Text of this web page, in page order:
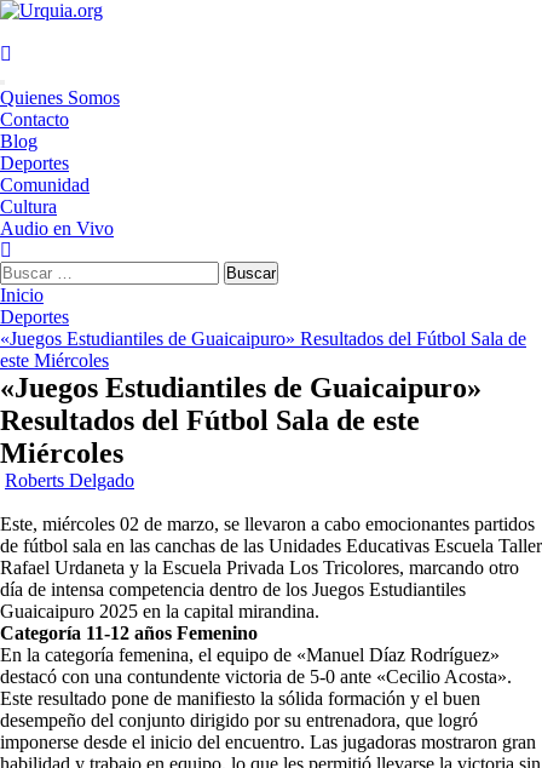
Saltar
contenido
Menú
principal
Quienes Somos
Contacto
Blog
Deportes
Comunidad
Cultura
Audio en Vivo
Buscar:
Inicio
Deportes
«Juegos Estudiantiles de Guaicaipuro» Resultados del Fútbol Sala de
este Miércoles
«Juegos Estudiantiles de Guaicaipuro»
Resultados del Fútbol Sala de este
Miércoles
Roberts Delgado
Este, miércoles 02 de marzo, se llevaron a cabo emocionantes partidos
de fútbol sala en las canchas de las Unidades Educativas Escuela Taller
Rafael Urdaneta y la Escuela Privada Los Tricolores, marcando otro
día de intensa competencia dentro de los Juegos Estudiantiles
Guaicaipuro 2025 en la capital mirandina.
Categoría 11-12 años Femenino
En la categoría femenina, el equipo de «Manuel Díaz Rodríguez»
destacó con una contundente victoria de 5-0 ante «Cecilio Acosta».
Este resultado pone de manifiesto la sólida formación y el buen
desempeño del conjunto dirigido por su entrenadora, que logró
imponerse desde el inicio del encuentro. Las jugadoras mostraron gran
habilidad y trabajo en equipo, lo que les permitió llevarse la victoria sin